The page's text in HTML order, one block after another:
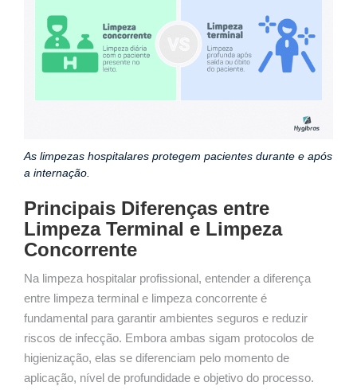
As limpezas hospitalares protegem pacientes durante e após
a internação.
Principais Diferenças entre
Limpeza Terminal e Limpeza
Concorrente
Na limpeza hospitalar profissional, entender a diferença
entre limpeza terminal e limpeza concorrente é
fundamental para garantir ambientes seguros e reduzir
riscos de infecção. Embora ambas sigam protocolos de
higienização, elas se diferenciam pelo momento de
aplicação, nível de profundidade e objetivo do processo.